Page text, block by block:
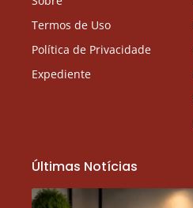
Termos de Uso
Política de Privacidade
Expediente
Últimas Notícias